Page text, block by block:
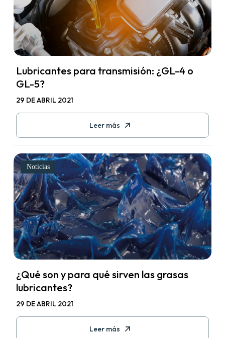
Lubricantes para transmisión: ¿GL-4 o
GL-5?
29 DE ABRIL 2021
Leer más
Noticias
¿Qué son y para qué sirven las grasas
lubricantes?
29 DE ABRIL 2021
Leer más